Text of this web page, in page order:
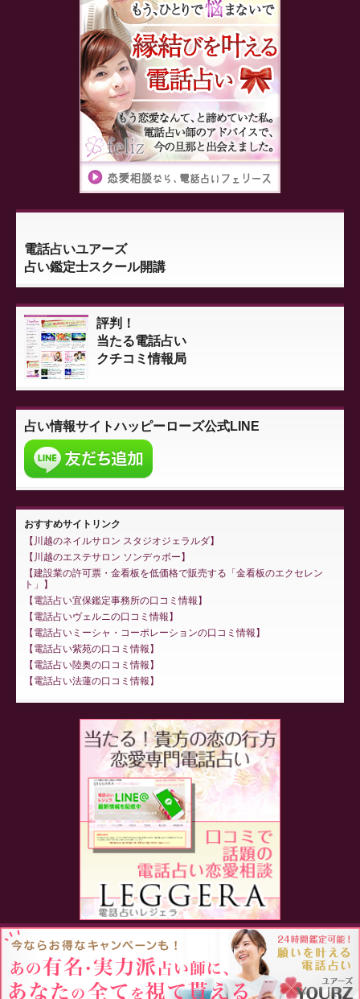
電話占いユアーズ
占い鑑定士スクール開講
評判！
当たる電話占い
クチコミ情報局
占い情報サイトハッピーローズ公式LINE
おすすめサイトリンク
川越のネイルサロン スタジオジェラルダ
川越のエステサロン ソンデゥボー
建設業の許可票・金看板を低価格で販売する「金看板のエクセレン
ト」
電話占い宜保鑑定事務所の口コミ情報
電話占いヴェルニの口コミ情報
電話占いミーシャ・コーポレーションの口コミ情報
電話占い紫苑の口コミ情報
電話占い陸奥の口コミ情報
電話占い法蓮の口コミ情報
Proudly powered by WordPress